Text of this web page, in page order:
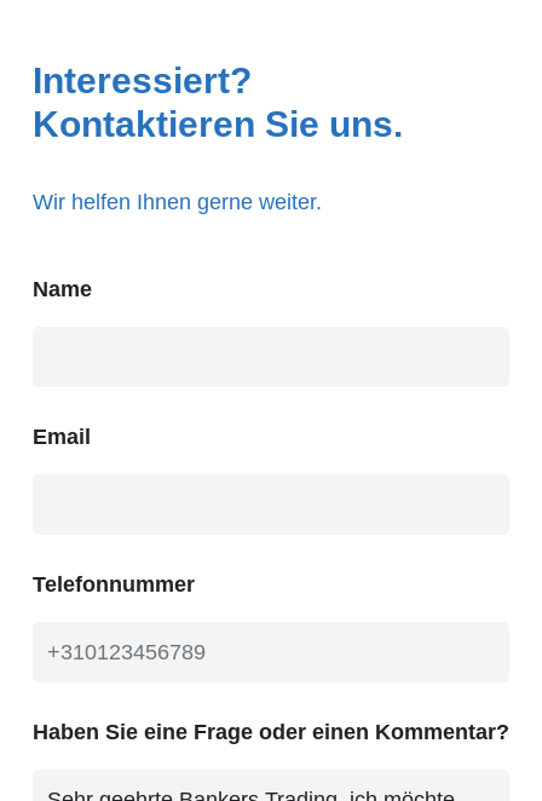
Interessiert?
Kontaktieren Sie uns.
Wir helfen Ihnen gerne weiter.
Name
Email
Telefonnummer
Haben Sie eine Frage oder einen Kommentar?